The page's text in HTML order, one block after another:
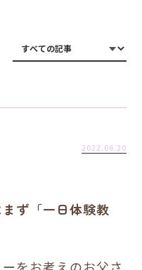
2022.06.20
ず「一日体験教